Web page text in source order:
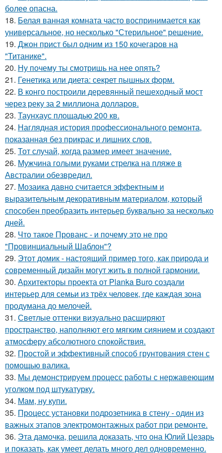
более опасна.
18. Белая ванная комната часто воспринимается как
универсальное, но несколько "Стерильное" решение.
19. Джон прист был одним из 150 кочегаров на
"Титанике".
20. Ну почему ты смотришь на нее опять?
21. Генетика или диета: секрет пышных форм.
22. В конго построили деревянный пешеходный мост
через реку за 2 миллиона долларов.
23. Таунхаус площадью 200 кв.
24. Наглядная история профессионального ремонта,
показанная без прикрас и лишних слов.
25. Тот случай, когда размер имеет значение.
26. Мужчина голыми руками стрелка на пляже в
Австралии обезвредил.
27. Мозаика давно считается эффектным и
выразительным декоративным материалом, который
способен преобразить интерьер буквально за несколько
дней.
28. Что такое Прованс - и почему это не про
"Провинциальный Шаблон"?
29. Этот домик - настоящий пример того, как природа и
современный дизайн могут жить в полной гармонии.
30. Архитекторы проекта от Planka Buro создали
интерьер для семьи из трёх человек, где каждая зона
продумана до мелочей.
31. Светлые оттенки визуально расширяют
пространство, наполняют его мягким сиянием и создают
атмосферу абсолютного спокойствия.
32. Простой и эффективный способ грунтования стен с
помощью валика.
33. Мы демонстрируем процесс работы с нержавеющим
уголком под штукатурку.
34. Мам, ну купи.
35. Процесс установки подрозетника в стену - один из
важных этапов электромонтажных работ при ремонте.
36. Эта дамочка, решила доказать, что она Юлий Цезарь
и показать, как умеет делать много дел одновременно.